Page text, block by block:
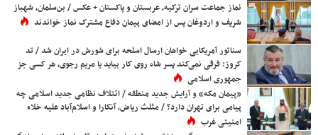
نماز جماعت سران ترکیه، عربستان و پاکستان + عکس / بن‌سلمان، شهباز
شریف و اردوغان پس از امضای پیمان دفاع مشترک نماز خواندند
سناتور آمریکایی خواهان ارسال اسلحه برای شورش در ایران شد / تد
کروز: فرقی نمی‌کند پسر شاه روی کار بیاید یا مریم رجوی، هر کسی جز
جمهوری اسلامی
«پیمان مکه» و آرایش جدید منطقه / ائتلاف نظامی جدید اسلامی چه
پیامی برای تهران دارد؟ / مثلث ریاض، آنکارا و اسلام‌آباد علیه خلاء
امنیتی غرب